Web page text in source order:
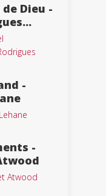
Dieu -
-
-
Atwood